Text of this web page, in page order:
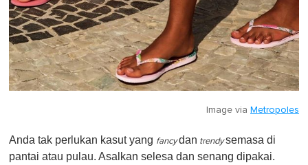
Image via Metropoles
Anda tak perlukan kasut yang fancydan trendysemasa di
pantai atau pulau. Asalkan selesa dan senang dipakai.